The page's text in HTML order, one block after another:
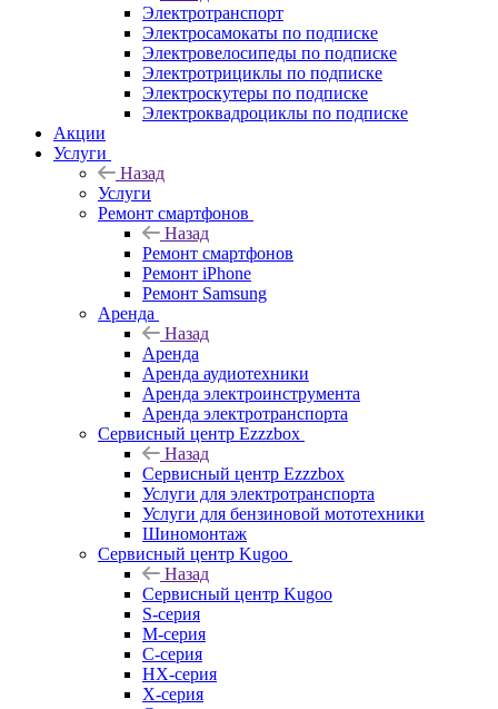
Электротранспорт
Электросамокаты по подписке
Электровелосипеды по подписке
Электротрициклы по подписке
Электроскутеры по подписке
Электроквадроциклы по подписке
Акции
Услуги
Назад
Услуги
Ремонт смартфонов
Назад
Ремонт смартфонов
Ремонт iPhone
Ремонт Samsung
Аренда
Назад
Аренда
Аренда аудиотехники
Аренда электроинструмента
Аренда электротранспорта
Сервисный центр Ezzzbox
Назад
Сервисный центр Ezzzbox
Услуги для электротранспорта
Услуги для бензиновой мототехники
Шиномонтаж
Сервисный центр Kugoo
Назад
Сервисный центр Kugoo
S-cерия
M-серия
С-серия
HX-серия
X-серия